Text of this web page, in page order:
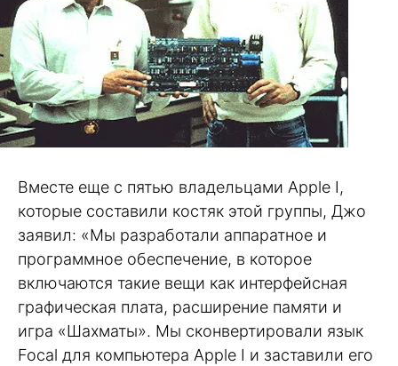
Вместе еще с пятью владельцами Apple I,
которые составили костяк этой группы, Джо
заявил: «Мы разработали аппаратное и
программное обеспечение, в которое
включаются такие вещи как интерфейсная
графическая плата, расширение памяти и
игра «Шахматы». Мы сконвертировали язык
Focal для компьютера Apple I и заставили его